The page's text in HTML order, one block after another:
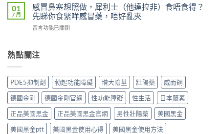
利
士
副
大
嗎？
賴
性、
停
藥
反
應
與
Super
Power）
果
雙
制、
用
法
與
安
全
指
那
非）
副
作
解
痛、
鼻
塞
是
正
常
的？
威
大
20mg（Levitra，
伐
非）：
勃
起
功
能
障
礙
的
01
7 月
感冒鼻塞想照做，犀利士（他達拉非）食唔食得？
先睇你食緊咩感冒藥，唔好亂夾
在
鼻
塞
照
做，
犀
利
士
（他
達
留言功能已關閉
熱點關注
PDE5抑制劑 勃起功能障礙 增大陰莖 壯陽藥
威而鋼
德國金剛
德國金剛官網 性功能障礙 性生活
日本藤素
正品美國黑金
正品美國黑金官網 男性壯陽藥
美國黑金
美國黑金ptt
美國黑金使用心得 美國黑金使用方法